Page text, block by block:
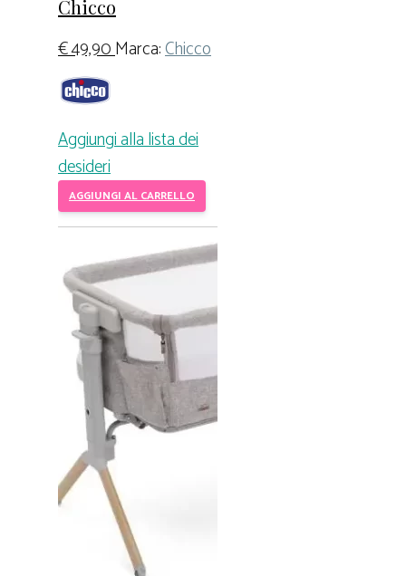
Chicco
€49,90Marca:Chicco
Aggiungi alla lista dei
desideri
AGGIUNGI AL CARRELLO